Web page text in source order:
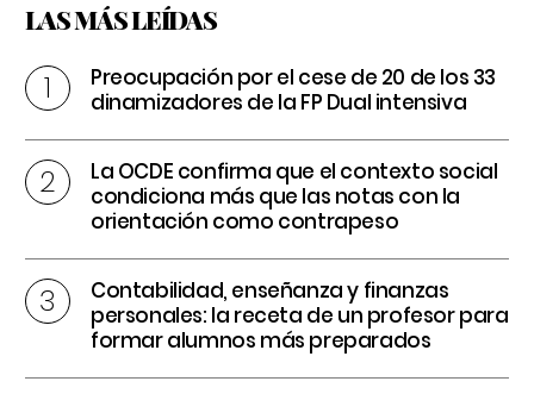
LAS MÁS LEÍDAS
Preocupación por el cese de 20 de los 33
dinamizadores de la FP Dual intensiva
La OCDE confirma que el contexto social
condiciona más que las notas con la
orientación como contrapeso
Contabilidad, enseñanza y finanzas
personales: la receta de un profesor para
formar alumnos más preparados